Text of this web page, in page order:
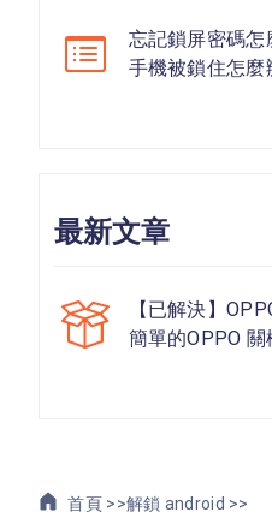
忘記鎖屏密碼
手機被鎖住怎麼
最新文章
【已解決】
簡單的OPPO
首頁 >>解鎖 android >>